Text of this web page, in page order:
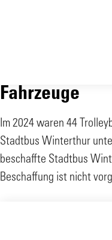
Fahrzeuge
Im 2024 waren 44
Stadtbus Winterthur
beschaffte Stadtbus
Beschaffung ist nicht